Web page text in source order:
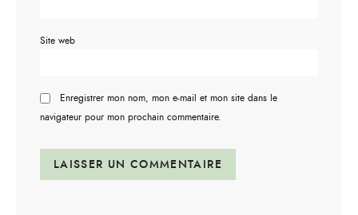
Site web
Enregistrer mon nom, mon e-mail et mon site dans le
navigateur pour mon prochain commentaire.